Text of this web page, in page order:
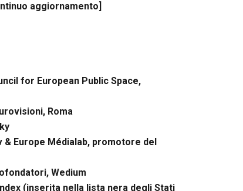
aggiornamento]
for European Public Space,
Roma
Europe Médialab, promotore del
Wedium
(inserita nella lista nera degli Stati